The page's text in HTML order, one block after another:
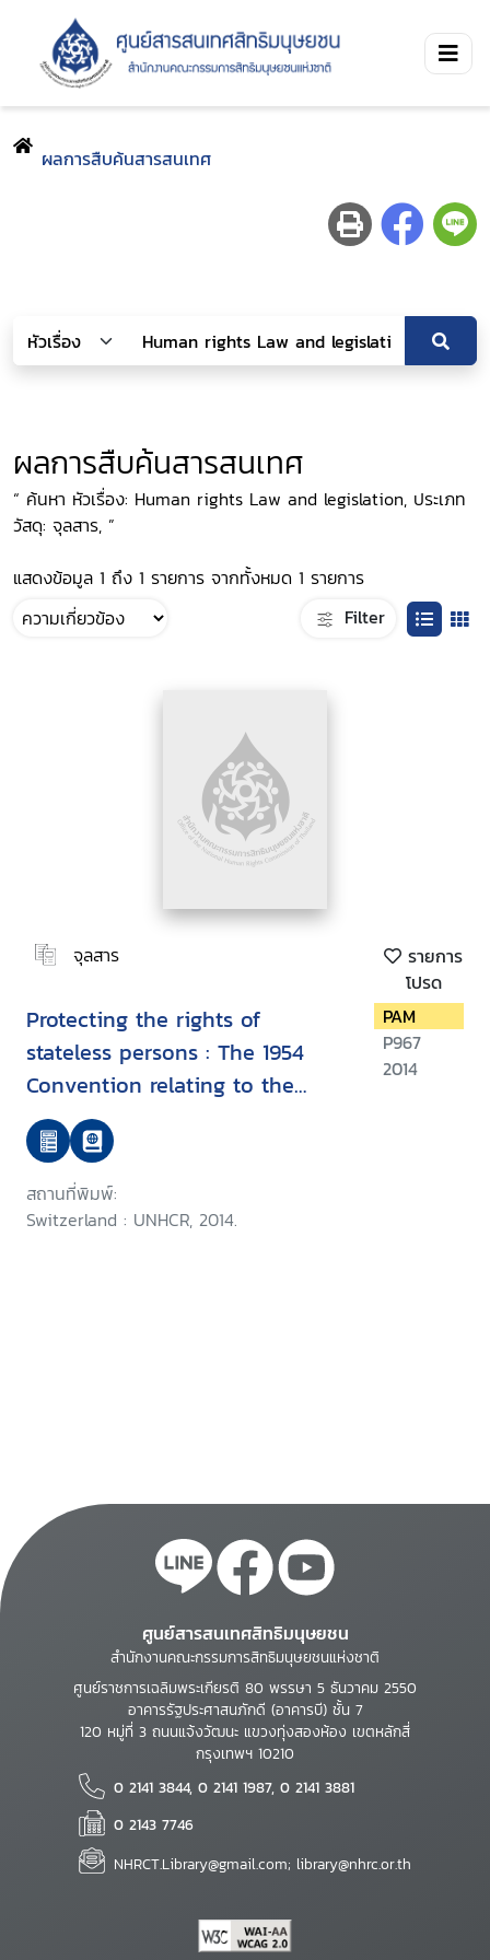
ผลการสืบค้นสารสนเทศ
ผลการสืบค้นสารสนเทศ
“ ค้นหา หัวเรื่อง: Human rights Law and legislation, ประเภท
วัสดุ: จุลสาร, ”
แสดงข้อมูล 1 ถึง 1 รายการ จากทั้งหมด 1 รายการ
Filter
จุลสาร
รายการ
โปรด
Protecting the rights of
stateless persons : The 1954
Convention relating to the
status of stateless persons
สถานที่พิมพ์:
Switzerland : UNHCR, 2014.
PAM
P967
2014
ศูนย์สารสนเทศสิทธิมนุษยชน
สำนักงานคณะกรรมการสิทธิมนุษยชนแห่งชาติ
ศูนย์ราชการเฉลิมพระเกียรติ 80 พรรษา 5 ธันวาคม 2550
อาคารรัฐประศาสนภักดี (อาคารบี) ชั้น 7
120 หมู่ที่ 3 ถนนแจ้งวัฒนะ แขวงทุ่งสองห้อง เขตหลักสี่
กรุงเทพฯ 10210
0 2141 3844, 0 2141 1987, 0 2141 3881
0 2143 7746
NHRCT.Library@gmail.com; library@nhrc.or.th